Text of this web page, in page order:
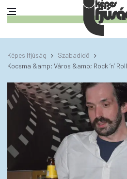
Képes Ifjúság
Szabadidő
Kocsma &amp; Város &amp; Rock ’n’